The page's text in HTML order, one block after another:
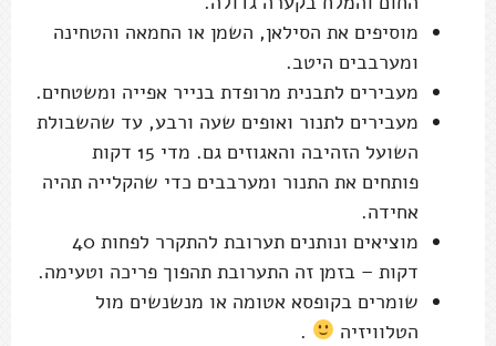
מוסיפים את הסילאן, השמן או החמאה והטחינה
ומערבבים היטב.
מעבירים לתבנית מרופדת בנייר אפייה ומשטחים.
מעבירים לתנור ואופים שעה ורבע, עד שהשבולת
השועל הזהיבה והאגוזים גם. מדי 15 דקות
פותחים את התנור ומערבבים כדי שהקלייה תהיה
אחידה.
מוציאים ונותנים תערובת להתקרר לפחות 40
דקות – בזמן זה התערובת תהפוך פריכה וטעימה.
שומרים בקופסא אטומה או מנשנשים מול
הטלוויזיה
.